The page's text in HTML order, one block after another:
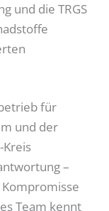
und die TRGS
für
und der
Kreis
–
Team kennt